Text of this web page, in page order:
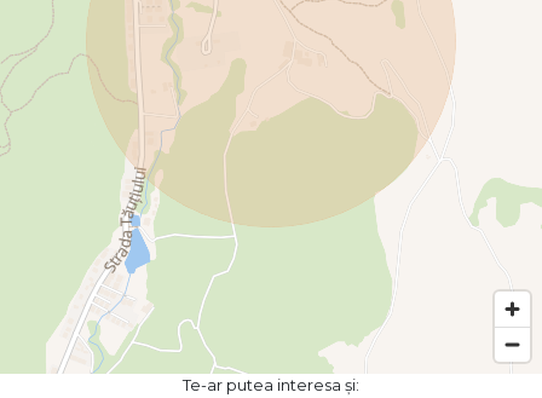
Te-ar putea interesa și: